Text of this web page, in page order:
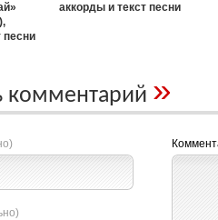
песни
аккорды и текст песни
комментарий »